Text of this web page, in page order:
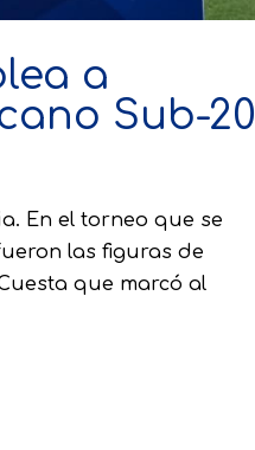
a
Sub-20
En el torneo que se
las figuras de
que marcó al